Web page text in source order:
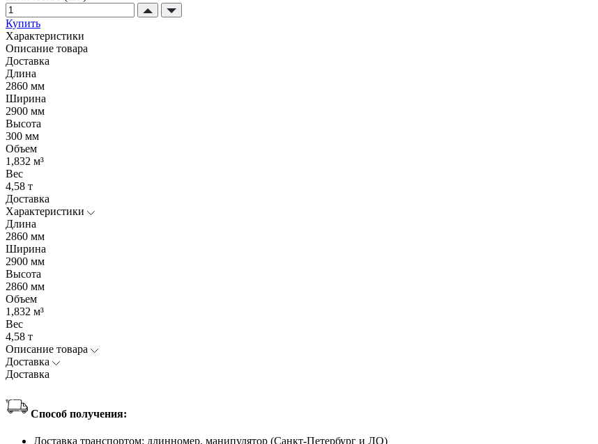
Купить
Характеристики
Описание товара
Доставка
Длина
2860 мм
Ширина
2900 мм
Высота
300 мм
Объем
1,832 м³
Вес
4,58 т
Доставка
Характеристики
Длина
2860 мм
Ширина
2900 мм
Высота
2860 мм
Объем
1,832 м³
Вес
4,58 т
Описание товара
Доставка
Доставка
Способ получения:
Доставка транспортом: длинномер, манипулятор (Санкт-Петербург и ЛО)